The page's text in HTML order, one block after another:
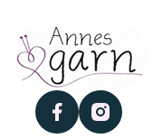
facebookinstagram